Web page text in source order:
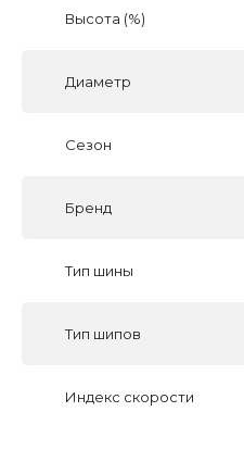
Высота (%)
Диаметр
Сезон
Бренд
Тип шины
Тип шипов
Индекс скорости